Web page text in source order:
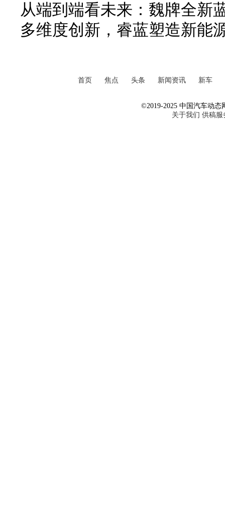
从端到端看未来：魏牌全新
多维度创新，睿蓝塑造新能
首页 焦点 头条 新闻资讯 新车
©2019-2025 中国汽车动态
关于我们 供稿服